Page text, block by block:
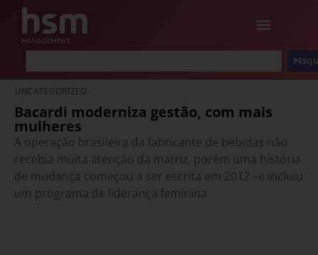
UNCATEGORIZED
Bacardi moderniza gestão, com mais
mulheres
A operação brasileira da fabricante de bebidas não
recebia muita atenção da matriz, porém uma história
de mudança começou a ser escrita em 2012 –e incluiu
um programa de liderança feminina